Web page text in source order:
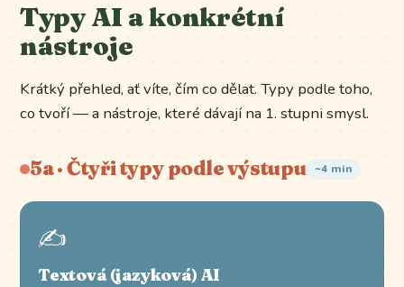
Typy AI a konkrétní
nástroje
Krátký přehled, ať víte, čím co dělat. Typy podle toho,
co tvoří — a nástroje, které dávají na 1. stupni smysl.
5a · Čtyři typy podle výstupu ~4 min
✍️
Textová (jazyková) AI